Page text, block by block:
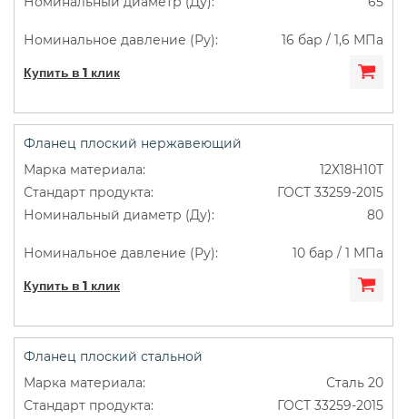
16 бар / 1,6 МПа
Купить в 1 клик
Фланец плоский нержавеющий
12Х18Н10Т
ГОСТ 33259-2015
80
10 бар / 1 МПа
Купить в 1 клик
Фланец плоский стальной
Сталь 20
ГОСТ 33259-2015